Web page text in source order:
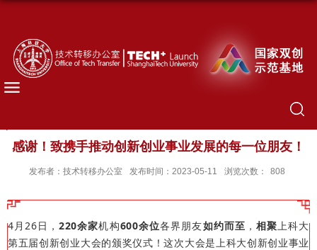
感谢！致携手推动创新创业事业发展的每一位朋友！
发布者：技术转移办公室 发布时间：2023-05-11 浏览次数： 808
4月26日，220余家机构600余位各界朋友如约而至 ，相聚 上科大
第五届创新创业大会的颁奖仪式！这次大会是上科大创新创业事业